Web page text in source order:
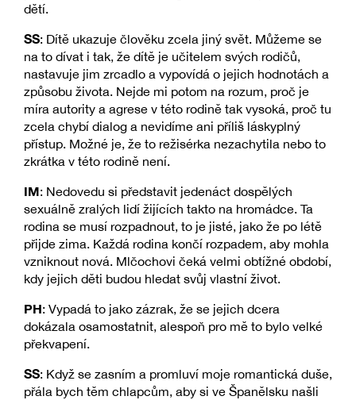
dětí.
SS: Dítě ukazuje člověku zcela jiný svět. Můžeme se
na to dívat i tak, že dítě je učitelem svých rodičů,
nastavuje jim zrcadlo a vypovídá o jejich hodnotách a
způsobu života. Nejde mi potom na rozum, proč je
míra autority a agrese v této rodině tak vysoká, proč tu
zcela chybí dialog a nevidíme ani příliš láskyplný
přístup. Možné je, že to režisérka nezachytila nebo to
zkrátka v této rodině není.
IM: Nedovedu si představit jedenáct dospělých
sexuálně zralých lidí žijících takto na hromádce. Ta
rodina se musí rozpadnout, to je jisté, jako že po létě
přijde zima. Každá rodina končí rozpadem, aby mohla
vzniknout nová. Mlčochovi čeká velmi obtížné období,
kdy jejich děti budou hledat svůj vlastní život.
PH: Vypadá to jako zázrak, že se jejich dcera
dokázala osamostatnit, alespoň pro mě to bylo velké
překvapení.
SS: Když se zasním a promluví moje romantická duše,
přála bych těm chlapcům, aby si ve Španělsku našli